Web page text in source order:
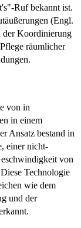
Ruf bekannt ist.
(Engl.
der Koordinierung
räumlicher
von in
in einem
Ansatz bestand in
einer nicht-
von
Technologie
wie dem
und der